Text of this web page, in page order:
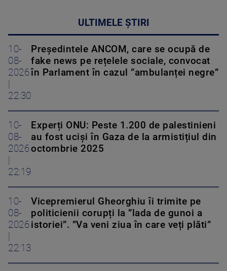
ULTIMELE ȘTIRI
10-
08-
2026
|
22:30
Președintele ANCOM, care se ocupă de
fake news pe rețelele sociale, convocat
în Parlament în cazul ”ambulanței negre”
10-
08-
2026
|
22:19
Experți ONU: Peste 1.200 de palestinieni
au fost uciși în Gaza de la armistițiul din
octombrie 2025
10-
08-
2026
|
22:13
Vicepremierul Gheorghiu îi trimite pe
politicienii corupți la ”lada de gunoi a
istoriei”. ”Va veni ziua în care veți plăti”